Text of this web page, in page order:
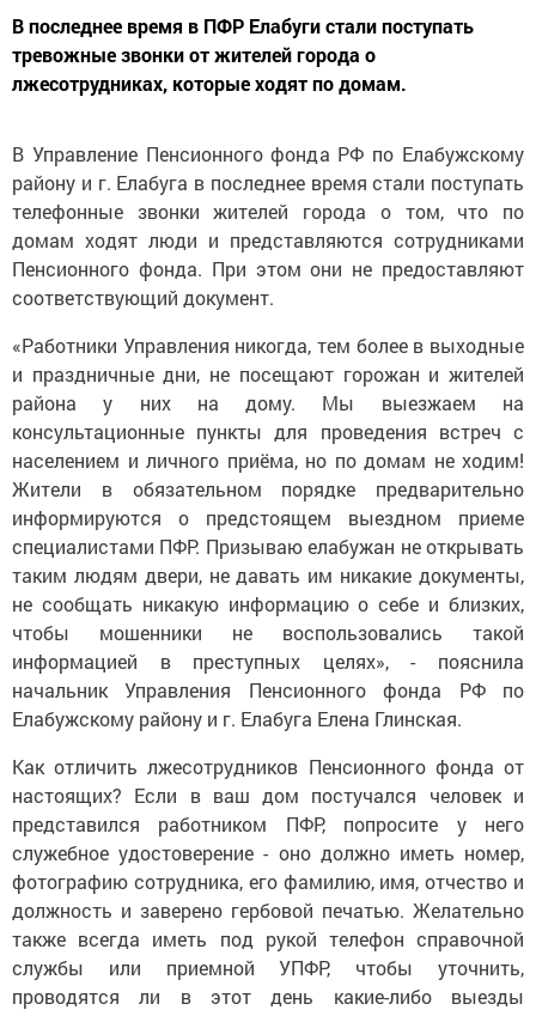
В последнее время в ПФР Елабуги стали поступать
тревожные звонки от жителей города о
лжесотрудниках, которые ходят по домам.
В Управление Пенсионного фонда РФ по Елабужскому
району и г. Елабуга в последнее время стали поступать
телефонные звонки жителей города о том, что по
домам ходят люди и представляются сотрудниками
Пенсионного фонда. При этом они не предоставляют
соответствующий документ.
«Работники Управления никогда, тем более в выходные
и праздничные дни, не посещают горожан и жителей
района у них на дому. Мы выезжаем на
консультационные пункты для проведения встреч с
населением и личного приёма, но по домам не ходим!
Жители в обязательном порядке предварительно
информируются о предстоящем выездном приеме
специалистами ПФР. Призываю елабужан не открывать
таким людям двери, не давать им никакие документы,
не сообщать никакую информацию о себе и близких,
чтобы мошенники не воспользовались такой
информацией в преступных целях», - пояснила
начальник Управления Пенсионного фонда РФ по
Елабужскому району и г. Елабуга Елена Глинская.
Как отличить лжесотрудников Пенсионного фонда от
настоящих? Если в ваш дом постучался человек и
представился работником ПФР, попросите у него
служебное удостоверение - оно должно иметь номер,
фотографию сотрудника, его фамилию, имя, отчество и
должность и заверено гербовой печатью. Желательно
также всегда иметь под рукой телефон справочной
службы или приемной УПФР, чтобы уточнить,
проводятся ли в этот день какие-либо выезды